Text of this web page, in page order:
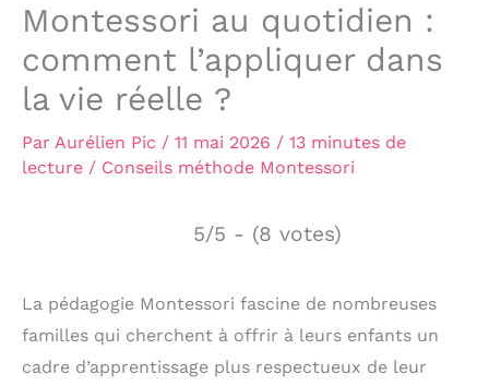
Montessori au quotidien :
comment l’appliquer dans
la vie réelle ?
Par Aurélien Pic / 11 mai 2026 / 13 minutes de
lecture / Conseils méthode Montessori
5/5 - (8 votes)
La pédagogie Montessori fascine de nombreuses
familles qui cherchent à offrir à leurs enfants un
cadre d’apprentissage plus respectueux de leur